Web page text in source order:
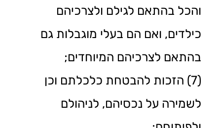
והכל בהתאם לגילם ולצרכיהם
כילדים, ואם הם בעלי מוגבלות גם
בהתאם לצרכיהם המיוחדים;
(7) הזכות להבטחת כלכלתם וכן
לשמירה על נכסיהם, לניהולם